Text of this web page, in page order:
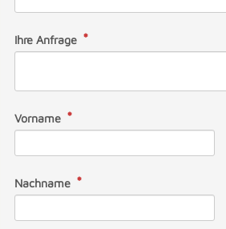
Ihre Anfrage
Vorname
Nachname